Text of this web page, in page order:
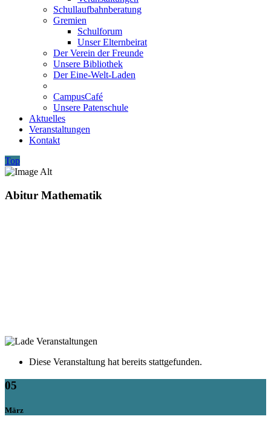
Schullaufbahnberatung
Gremien
Schulforum
Unser Elternbeirat
Der Verein der Freunde
Unsere Bibliothek
Der Eine-Welt-Laden
CampusCafé
Unsere Patenschule
Aktuelles
Veranstaltungen
Kontakt
Top
Abitur Mathematik
Diese Veranstaltung hat bereits stattgefunden.
05
März